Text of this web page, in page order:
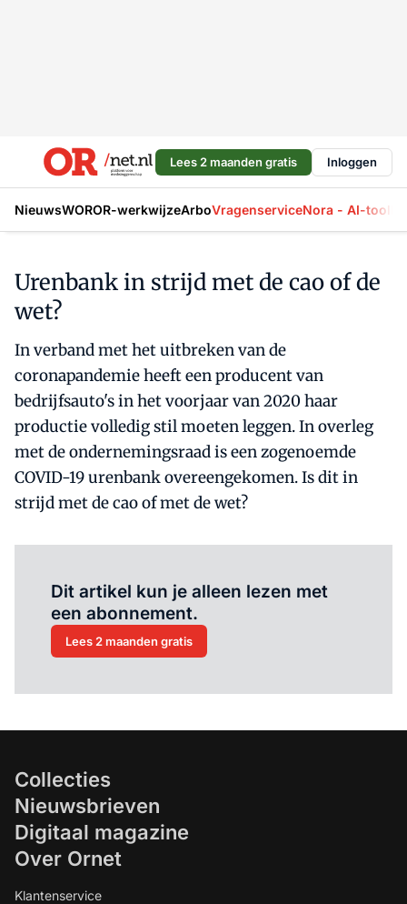
Lees 2 maanden gratis Inloggen
NieuwsWOROR-werkwijzeArboVragenserviceNora - AI-tool
Urenbank in strijd met de cao of de
wet?
In verband met het uitbreken van de
coronapandemie heeft een producent van
bedrijfsauto's in het voorjaar van 2020 haar
productie volledig stil moeten leggen. In overleg
met de ondernemingsraad is een zogenoemde
COVID-19 urenbank overeengekomen. Is dit in
strijd met de cao of met de wet?
Dit artikel kun je alleen lezen met
een abonnement.
Lees 2 maanden gratis
Collecties
Nieuwsbrieven
Digitaal magazine
Over Ornet
Klantenservice